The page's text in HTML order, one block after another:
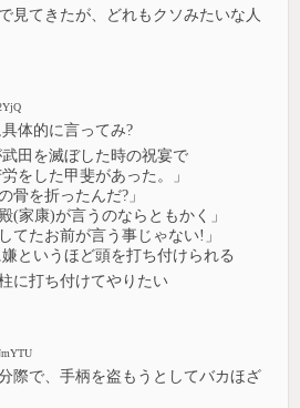
見てきたが、どれもクソみたいな人
体的に言ってみ?
田を滅ぼした時の祝宴で
をした甲斐があった。」
骨を折ったんだ?」
(家康)が言うのならともかく」
お前が言う事じゃない!」
というほど頭を打ち付けられる
に打ち付けてやりたい
際で、手柄を盗もうとしてバカほざ